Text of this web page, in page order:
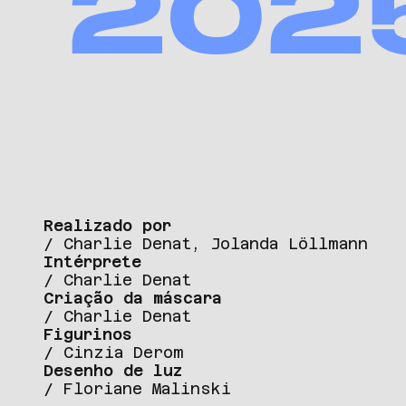
Realizado por
/ Charlie Denat, Jolanda Löllmann
Intérprete
/ Charlie Denat
Criação da máscara
/ Charlie Denat
Figurinos
/ Cinzia Derom
Desenho de luz
/ Floriane Malinski